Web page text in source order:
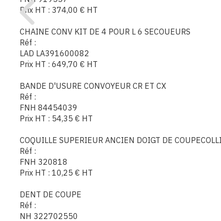
Prix HT : 374,00 € HT
CHAINE CONV KIT DE 4 POUR L 6 SECOUEURS
Réf :
LAD LA391600082
Prix HT : 649,70 € HT
BANDE D'USURE CONVOYEUR CR ET CX
Réf :
FNH 84454039
Prix HT : 54,35 € HT
COQUILLE SUPERIEUR ANCIEN DOIGT DE
Réf :
FNH 320818
Prix HT : 10,25 € HT
DENT DE COUPE
Réf :
NH 322702550